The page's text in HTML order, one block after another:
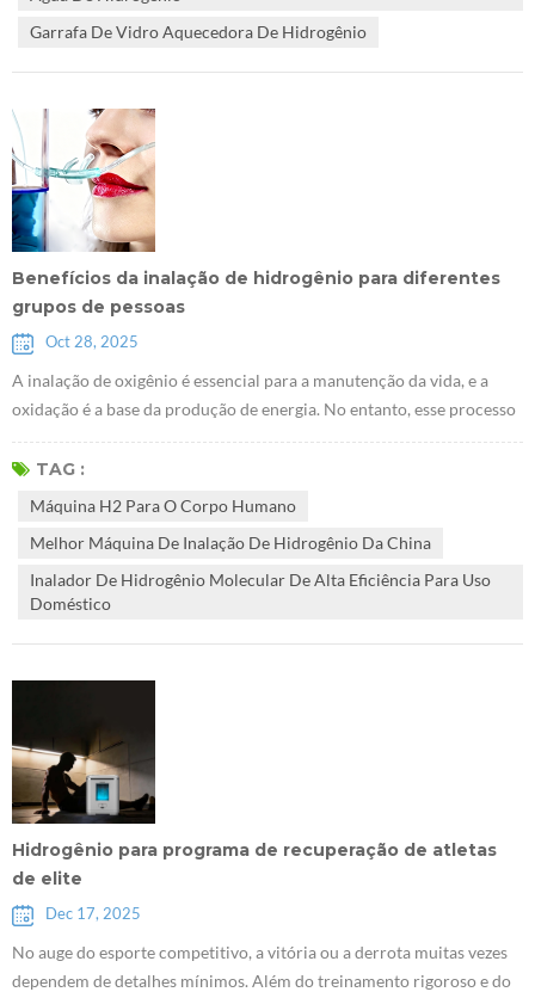
Garrafa De Vidro Aquecedora De Hidrogênio
Benefícios da inalação de hidrogênio para diferentes
grupos de pessoas
Oct 28, 2025
A inalação de oxigênio é essencial para a manutenção da vida, e a
oxidação é a base da produção de energia. No entanto, esse processo
também gera radicais livres, que causam danos oxidativos. É
amplamente aceito na comunidade científica que o acúmulo desses
hidrogênio pode neutralizar s...
TAG :
Máquina H2 Para O Corpo Humano
Melhor Máquina De Inalação De Hidrogênio Da China
Inalador De Hidrogênio Molecular De Alta Eficiência Para Uso
Doméstico
Hidrogênio para programa de recuperação de atletas
de elite
Dec 17, 2025
No auge do esporte competitivo, a vitória ou a derrota muitas vezes
dependem de detalhes mínimos. Além do treinamento rigoroso e do